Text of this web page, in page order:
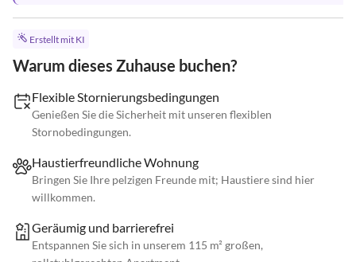
Erstellt mit KI
Warum dieses Zuhause buchen?
Flexible Stornierungsbedingungen
Genießen Sie die Sicherheit mit unseren flexiblen
Stornobedingungen.
Haustierfreundliche Wohnung
Bringen Sie Ihre pelzigen Freunde mit; Haustiere sind hier
willkommen.
Geräumig und barrierefrei
Entspannen Sie sich in unserem 115 m² großen,